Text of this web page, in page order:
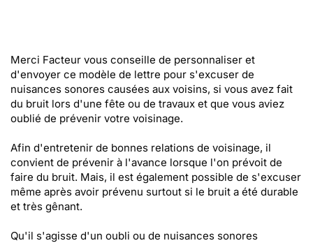
Merci Facteur vous conseille de personnaliser et
d'envoyer ce modèle de lettre pour s'excuser de
nuisances sonores causées aux voisins, si vous avez fait
du bruit lors d'une fête ou de travaux et que vous aviez
oublié de prévenir votre voisinage.
Afin d'entretenir de bonnes relations de voisinage, il
convient de prévenir à l'avance lorsque l'on prévoit de
faire du bruit. Mais, il est également possible de s'excuser
même après avoir prévenu surtout si le bruit a été durable
et très gênant.
Qu'il s'agisse d'un oubli ou de nuisances sonores